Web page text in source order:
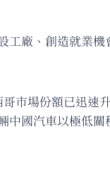
廠、創造就業機
市場份額已迅速
國汽車以極低